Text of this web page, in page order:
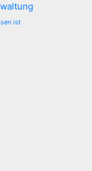
ist